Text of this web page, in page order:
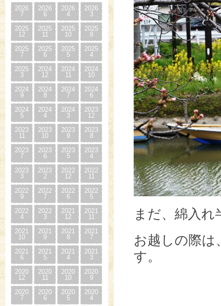
2026
7
2026
6
2026
4
2026
3
2025
12
2025
11
2025
10
2025
8
2025
7
2025
6
2025
5
2025
4
2025
3
2024
12
2024
11
2024
10
2024
9
2024
8
2024
7
2024
6
2024
5
2024
4
2024
3
2023
12
2023
11
2023
10
2023
9
2023
8
2023
7
2023
6
2023
5
2023
4
2023
3
2023
2
2022
12
2022
11
2022
9
2022
7
2022
6
2022
5
2022
4
2022
3
2021
12
2021
11
2021
10
2021
9
2021
8
2021
7
2021
6
2021
5
2021
4
2021
3
2020
12
2020
11
2020
10
2020
9
2020
7
2020
6
2020
5
2020
4
まだ、綿入
お越しの際は
す。